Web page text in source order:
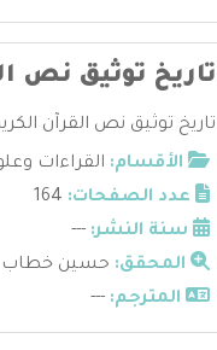
تاريخ توثيق نص
تاريخ توثيق نص القرآن
الأقسام: القراءات
عدد الصفحات:
سنة النشر: ---
المحقق: حسين خطاب
المترجم: ---